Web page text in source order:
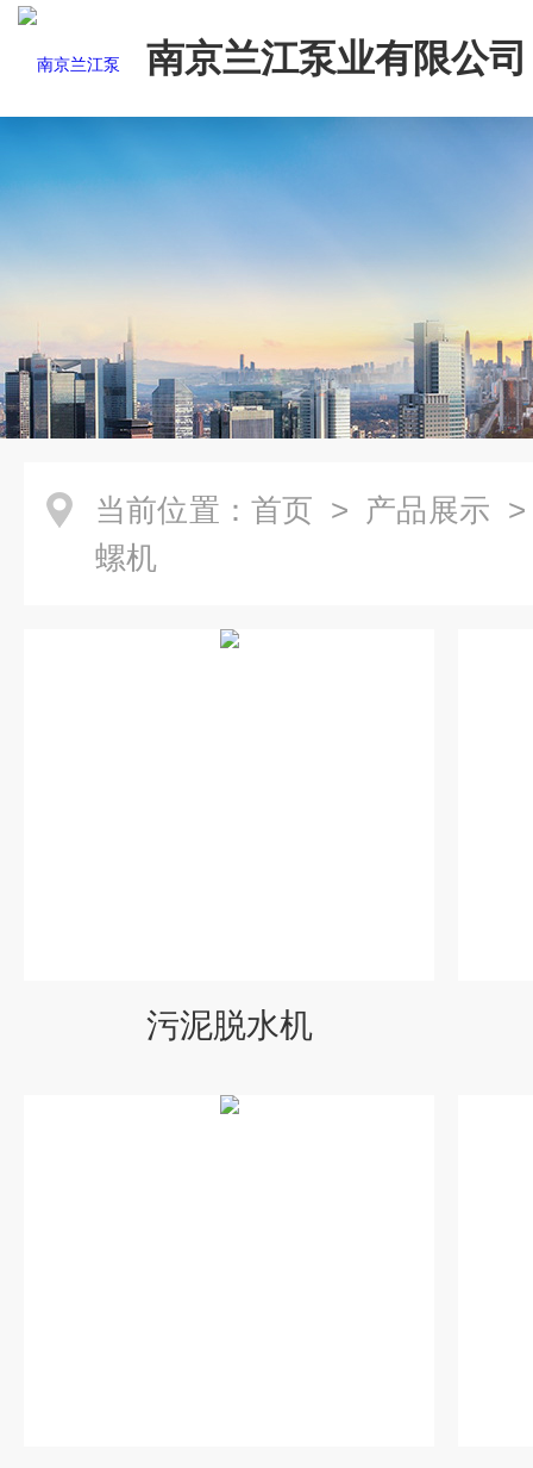
南京兰江泵业有限公司
当前位置： 首页 > 产品展示
螺机
污泥脱水机